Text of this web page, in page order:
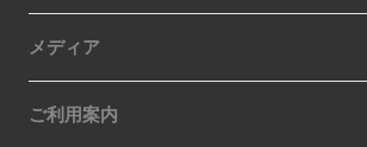
メディア
ご利用案内